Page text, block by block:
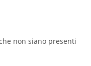
non siano presenti